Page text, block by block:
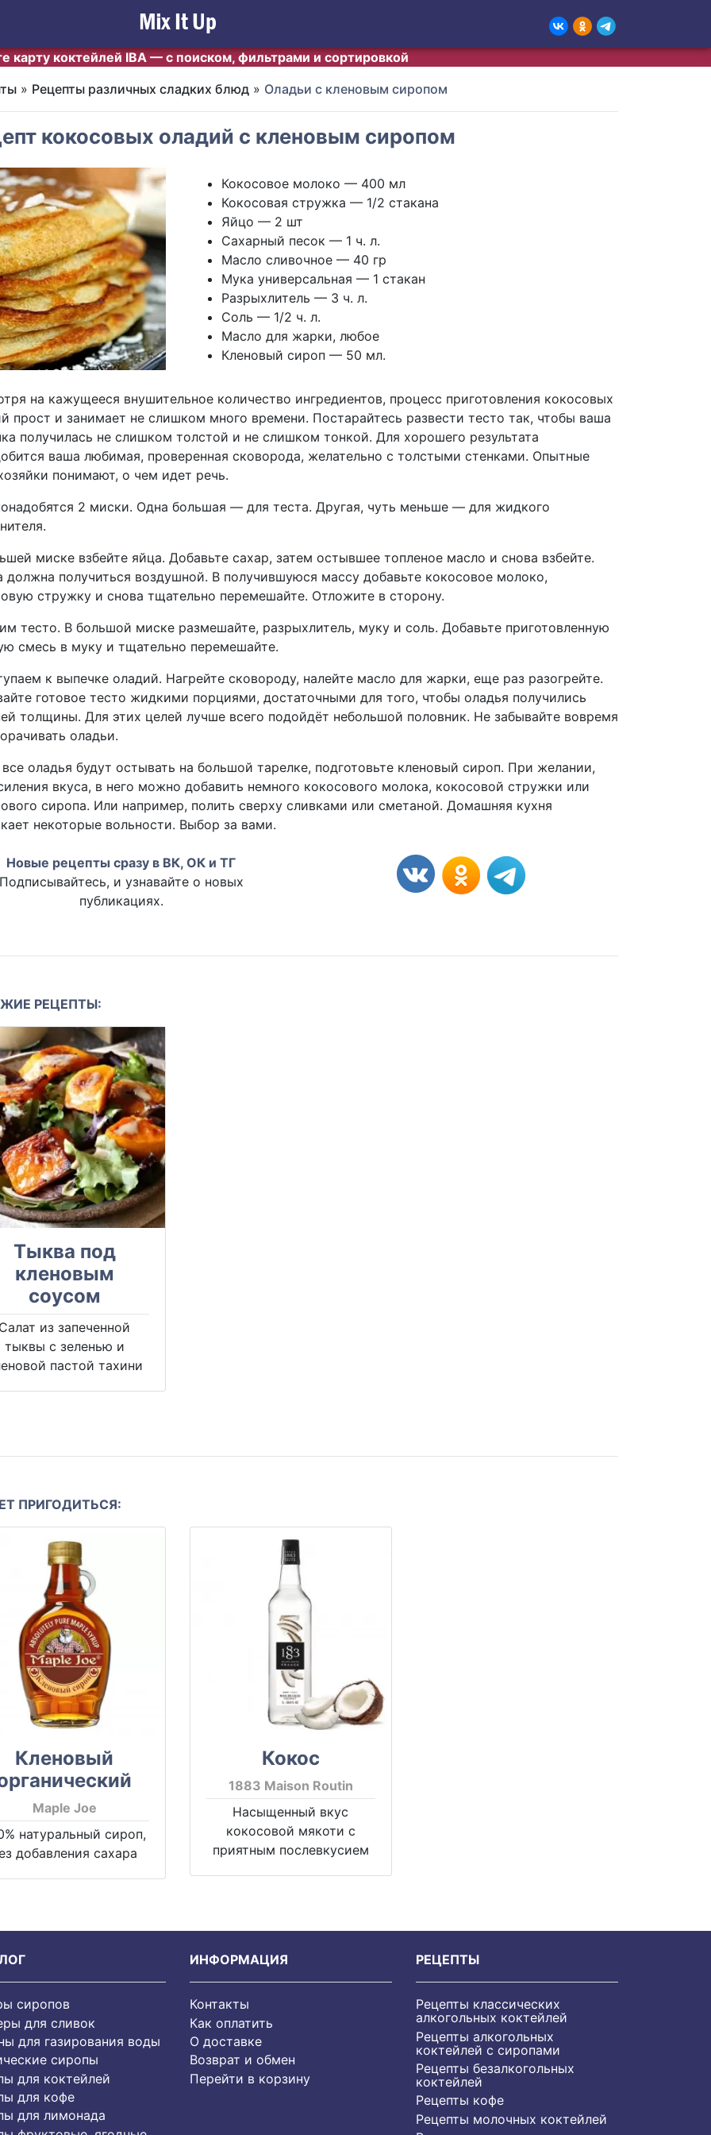
карту коктейлей IBA — с поиском, фильтрами и сортировкой
» Рецепты различных сладких блюд » Оладьи с кленовым сиропом
кокосовых оладий с кленовым сиропом
Кокосовое молоко — 400 мл
Кокосовая стружка — 1/2 стакана
Яйцо — 2 шт
Сахарный песок — 1 ч. л.
Масло сливочное — 40 гр
Мука универсальная — 1 стакан
Разрыхлитель — 3 ч. л.
Соль — 1/2 ч. л.
Масло для жарки, любое
Кленовый сироп — 50 мл.
на кажущееся внушительное количество ингредиентов, процесс приготовления кокосовых
прост и занимает не слишком много времени. Постарайтесь развести тесто так, чтобы ваша
получилась не слишком толстой и не слишком тонкой. Для хорошего результата
ваша любимая, проверенная сковорода, желательно с толстыми стенками. Опытные
понимают, о чем идет речь.
2 миски. Одна большая — для теста. Другая, чуть меньше — для жидкого
миске взбейте яйца. Добавьте сахар, затем остывшее топленое масло и снова взбейте.
должна получиться воздушной. В получившуюся массу добавьте кокосовое молоко,
стружку и снова тщательно перемешайте. Отложите в сторону.
тесто. В большой миске размешайте, разрыхлитель, муку и соль. Добавьте приготовленную
смесь в муку и тщательно перемешайте.
к выпечке оладий. Нагрейте сковороду, налейте масло для жарки, еще раз разогрейте.
готовое тесто жидкими порциями, достаточными для того, чтобы оладья получились
толщины. Для этих целей лучше всего подойдёт небольшой половник. Не забывайте вовремя
оладьи.
все оладья будут остывать на большой тарелке, подготовьте кленовый сироп. При желании,
вкуса, в него можно добавить немного кокосового молока, кокосовой стружки или
сиропа. Или например, полить сверху сливками или сметаной. Домашняя кухня
некоторые вольности. Выбор за вами.
Новые рецепты сразу в ВК, ОК и ТГ
и узнавайте о новых
публикациях.
РЕЦЕПТЫ:
Тыква под
кленовым
соусом
из запеченной
тыквы с зеленью и
пастой тахини
ПРИГОДИТЬСЯ:
Кленовый
Maple Joe
натуральный сироп,
добавления сахара
Кокос
1883 Maison Routin
Насыщенный вкус
кокосовой мякоти с
приятным послевкусием
сиропов
для сливок
для газирования воды
сиропы
для коктейлей
для кофе
для лимонада
ИНФОРМАЦИЯ
Контакты
Как оплатить
О доставке
Возврат и обмен
Перейти в корзину
РЕЦЕПТЫ
Рецепты классических
алкогольных коктейлей
Рецепты алкогольных
коктейлей с сиропами
Рецепты безалкогольных
коктейлей
Рецепты кофе
Рецепты молочных коктейлей